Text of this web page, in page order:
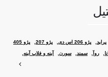
پراید, پژو 206 اس دی , پژو 207 , پژو 405
روآ سمند, سورن, آینه و فلاپ آینه,